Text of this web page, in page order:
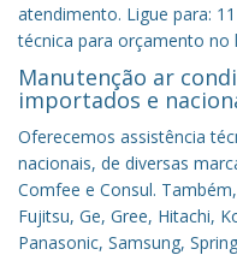
atendimento. Ligue para: 11
técnica para orçamento no
Manutenção ar
importados e
Oferecemos assistência
nacionais, de diversas
Comfee e Consul.
Fujitsu, Ge, Gree, Hitachi,
Panasonic, Samsung,